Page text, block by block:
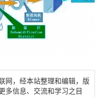
网，经本站整理和编辑，版
多信息、交流和学习之目